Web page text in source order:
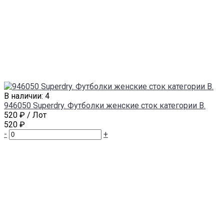
В наличии: 4
946050 Superdry. Футболки женские сток категории В.
520 ₽ / Лот
520 ₽
-
+